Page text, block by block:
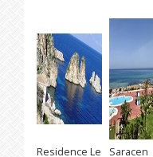
Residence Le
Saracen